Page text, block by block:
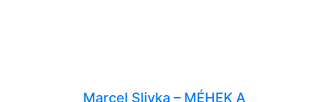
Marcel Slivka – MÉHEK A